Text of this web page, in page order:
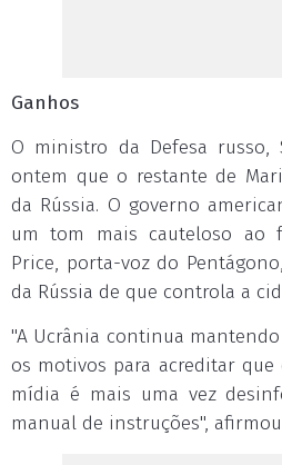
Ganhos
O ministro da Defesa russo,
ontem que o restante de
da Rússia. O governo
um tom mais cauteloso ao
Price, porta-voz do
da Rússia de que controla a
"A Ucrânia continua
os motivos para acreditar
mídia é mais uma vez
manual de instruções",